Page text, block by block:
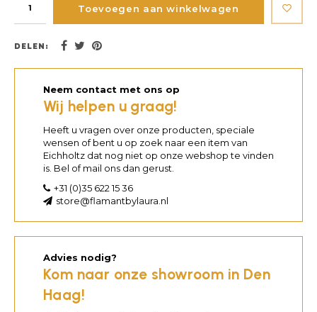
Toevoegen aan winkelwagen
DELEN:
Neem contact met ons op
Wij helpen u graag!
Heeft u vragen over onze producten, speciale
wensen of bent u op zoek naar een item van
Eichholtz dat nog niet op onze webshop te vinden
is. Bel of mail ons dan gerust.
+31 (0)35 622 15 36
store@flamantbylaura.nl
Advies nodig?
Kom naar onze showroom in Den
Haag!